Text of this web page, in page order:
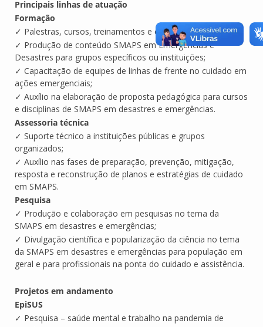
Principais linhas de atuação
Formação
✓ Palestras, cursos, treinamentos e especializações;
✓ Produção de conteúdo SMAPS em Emergências e
Desastres para grupos específicos ou instituições;
✓ Capacitação de equipes de linhas de frente no cuidado em
ações emergenciais;
✓ Auxílio na elaboração de proposta pedagógica para cursos
e disciplinas de SMAPS em desastres e emergências.
Assessoria técnica
✓ Suporte técnico a instituições públicas e grupos
organizados;
✓ Auxílio nas fases de preparação, prevenção, mitigação,
resposta e reconstrução de planos e estratégias de cuidado
em SMAPS.
Pesquisa
✓ Produção e colaboração em pesquisas no tema da
SMAPS em desastres e emergências;
✓ Divulgação científica e popularização da ciência no tema
da SMAPS em desastres e emergências para população em
geral e para profissionais na ponta do cuidado e assistência.
Projetos em andamento
EpiSUS
✓ Pesquisa – saúde mental e trabalho na pandemia de